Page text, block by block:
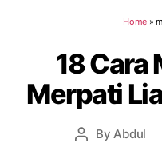
Home »
18 Cara
Merpati
PostByAbdul